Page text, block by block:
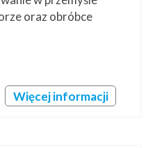
oraz obróbce
Więcej informacji